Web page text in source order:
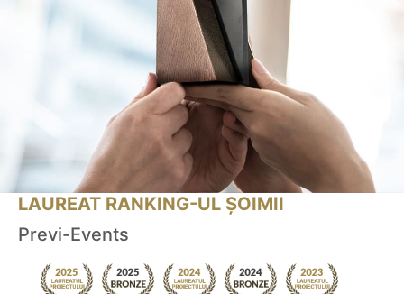
LAUREAT RANKING-UL ȘOIMII
Previ-Events